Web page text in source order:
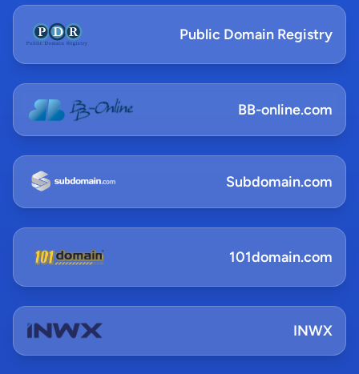
Public Domain Registry
BB-online.com
Subdomain.com
101domain.com
INWX